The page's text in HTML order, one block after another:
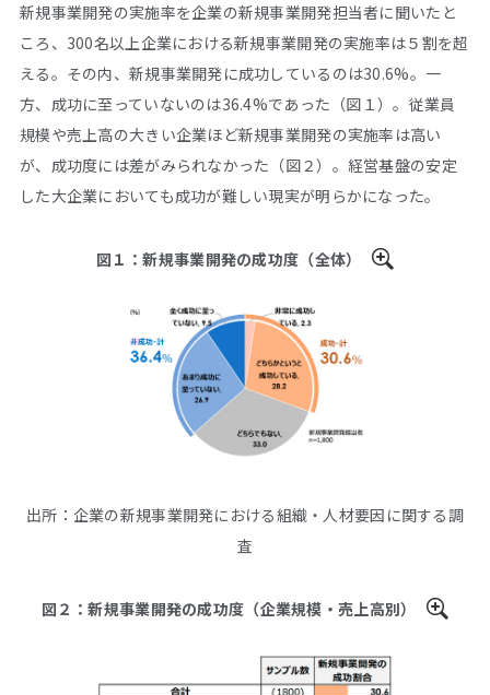
新規事業開発の実施率を企業の新規事業開発担当者に聞いたと
ころ、300名以上企業における新規事業開発の実施率は５割を超
える。その内、新規事業開発に成功しているのは30.6%。一
方、成功に至っていないのは36.4%であった（図１）。従業員
規模や売上高の大きい企業ほど新規事業開発の実施率は高い
が、成功度には差がみられなかった（図２）。経営基盤の安定
した大企業においても成功が難しい現実が明らかになった。
図１：新規事業開発の成功度（全体）
出所：企業の新規事業開発における組織・人材要因に関する調
査
図２：新規事業開発の成功度（企業規模・売上高別）